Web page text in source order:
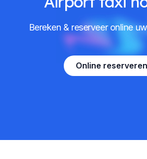
Bereken & reserveer online
Online reserveren